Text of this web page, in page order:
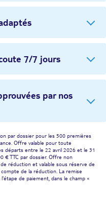
7/7 jours
par nos
par dossier pour les 500 premières
Offre valable pour toute
départs entre le 22 avril 2026 et le 31
€ TTC par dossier. Offre non
réduction et valable sous réserve de
de la réduction. La remise
de paiement, dans le champ «